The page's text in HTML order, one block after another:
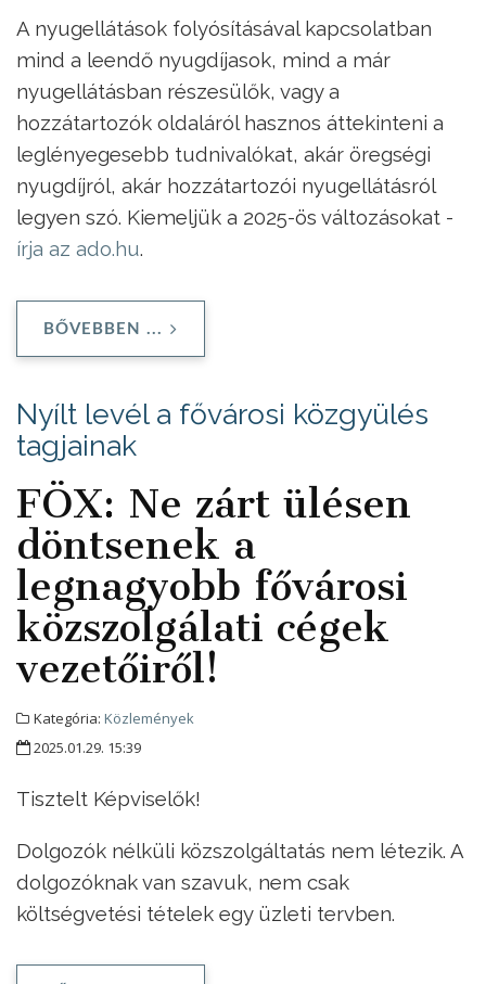
A nyugellátások folyósításával kapcsolatban
mind a leendő nyugdíjasok, mind a már
nyugellátásban részesülők, vagy a
hozzátartozók oldaláról hasznos áttekinteni a
leglényegesebb tudnivalókat, akár öregségi
nyugdíjról, akár hozzátartozói nyugellátásról
legyen szó. Kiemeljük a 2025-ös változásokat -
írja az ado.hu.
BŐVEBBEN ...
Nyílt levél a fővárosi közgyülés
tagjainak
FÖX: Ne zárt ülésen
döntsenek a
legnagyobb fővárosi
közszolgálati cégek
vezetőiről!
Kategória: Közlemények
2025.01.29. 15:39
Tisztelt Képviselők!
Dolgozók nélküli közszolgáltatás nem létezik. A
dolgozóknak van szavuk, nem csak
költségvetési tételek egy üzleti tervben.